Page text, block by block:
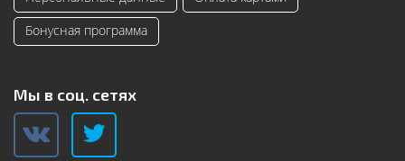
Бонусная программа
Мы в соц. сетях